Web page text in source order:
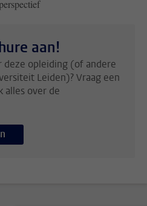
aan!
opleiding (of andere
Leiden)? Vraag een
alles over de